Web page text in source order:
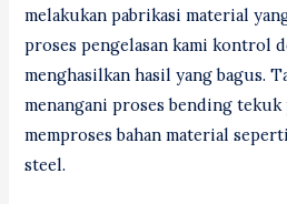
melakukan pabrikasi material
proses pengelasan kami kontrol
menghasilkan hasil yang bagus.
menangani proses bending tekuk
memproses bahan material
steel.